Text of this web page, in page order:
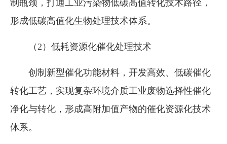
制瓶颈，打通工业污染物低碳高值转化技术路径，
形成低碳高值化生物处理技术体系。
（2）低耗资源化催化处理技术
创制新型催化功能材料，开发高效、低碳催化
转化工艺，实现复杂环境介质工业废物选择性催化
净化与转化，形成高附加值产物的催化资源化技术
体系。